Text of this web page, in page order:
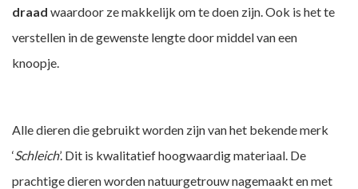
draad waardoor ze makkelijk om te doen zijn. Ook is het te
verstellen in de gewenste lengte door middel van een
knoopje.
Alle dieren die gebruikt worden zijn van het bekende merk
‘Schleich’. Dit is kwalitatief hoogwaardig materiaal. De
prachtige dieren worden natuurgetrouw nagemaakt en met